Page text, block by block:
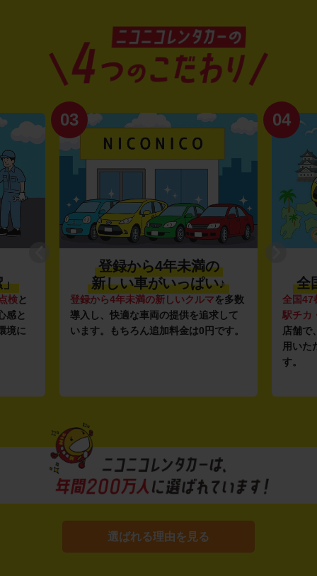
」
検と
感と
境に
03
登録から4年未満の
新しい車がいっぱい♪
登録から4年未満の新しいクルマを多数
導入し、快適な車両の提供を追求して
います。もちろん追加料金は0円です。
04
全
全国47
駅チカ
店舗で
用いた
す。
選ばれる理由を見る